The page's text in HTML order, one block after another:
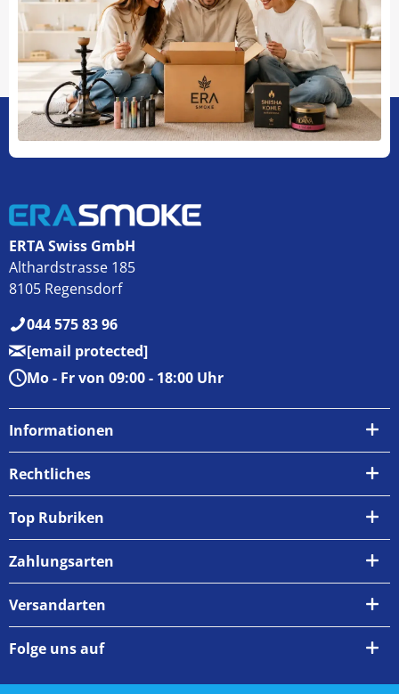
ERTA Swiss GmbH
Althardstrasse 185
8105 Regensdorf
044 575 83 96
[email protected]
Mo - Fr von 09:00 - 18:00 Uhr
Informationen
Über uns
Zahlungsarten
Versand & Abholung
Newsletter
Rückgabe & Umtausch
Rechtliches
AGB
Widerrufsrecht
Top Rubriken
Zahlungsarten
Versandarten
Folge uns auf